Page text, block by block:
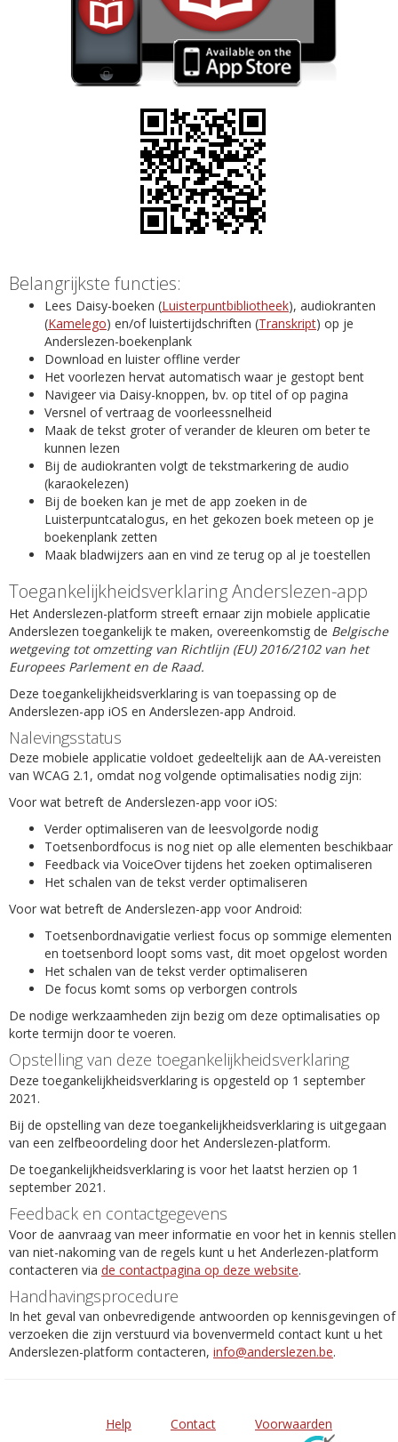
Belangrijkste functies:
Lees Daisy-boeken (Luisterpuntbibliotheek), audiokranten
(Kamelego) en/of luistertijdschriften (Transkript) op je
Anderslezen-boekenplank
Download en luister offline verder
Het voorlezen hervat automatisch waar je gestopt bent
Navigeer via Daisy-knoppen, bv. op titel of op pagina
Versnel of vertraag de voorleessnelheid
Maak de tekst groter of verander de kleuren om beter te
kunnen lezen
Bij de audiokranten volgt de tekstmarkering de audio
(karaokelezen)
Bij de boeken kan je met de app zoeken in de
Luisterpuntcatalogus, en het gekozen boek meteen op je
boekenplank zetten
Maak bladwijzers aan en vind ze terug op al je toestellen
Toegankelijkheidsverklaring Anderslezen-app
Het Anderslezen-platform streeft ernaar zijn mobiele applicatie
Anderslezen toegankelijk te maken, overeenkomstig de Belgische
wetgeving tot omzetting van Richtlijn (EU) 2016/2102 van het
Europees Parlement en de Raad.
Deze toegankelijkheidsverklaring is van toepassing op de
Anderslezen-app iOS en Anderslezen-app Android.
Nalevingsstatus
Deze mobiele applicatie voldoet gedeeltelijk aan de AA-vereisten
van WCAG 2.1, omdat nog volgende optimalisaties nodig zijn:
Voor wat betreft de Anderslezen-app voor iOS:
Verder optimaliseren van de leesvolgorde nodig
Toetsenbordfocus is nog niet op alle elementen beschikbaar
Feedback via VoiceOver tijdens het zoeken optimaliseren
Het schalen van de tekst verder optimaliseren
Voor wat betreft de Anderslezen-app voor Android:
Toetsenbordnavigatie verliest focus op sommige elementen
en toetsenbord loopt soms vast, dit moet opgelost worden
Het schalen van de tekst verder optimaliseren
De focus komt soms op verborgen controls
De nodige werkzaamheden zijn bezig om deze optimalisaties op
korte termijn door te voeren.
Opstelling van deze toegankelijkheidsverklaring
Deze toegankelijkheidsverklaring is opgesteld op 1 september
2021.
Bij de opstelling van deze toegankelijkheidsverklaring is uitgegaan
van een zelfbeoordeling door het Anderslezen-platform.
De toegankelijkheidsverklaring is voor het laatst herzien op 1
september 2021.
Feedback en contactgegevens
Voor de aanvraag van meer informatie en voor het in kennis stellen
van niet-nakoming van de regels kunt u het Anderlezen-platform
contacteren via de contactpagina op deze website.
Handhavingsprocedure
In het geval van onbevredigende antwoorden op kennisgevingen of
verzoeken die zijn verstuurd via bovenvermeld contact kunt u het
Anderslezen-platform contacteren, info@anderslezen.be.
Help Contact
Voorwaarden